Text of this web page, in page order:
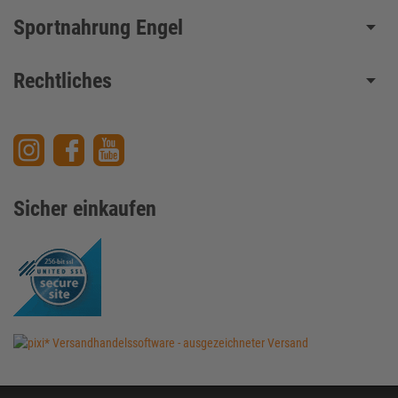
Sportnahrung Engel
Rechtliches
Sicher einkaufen